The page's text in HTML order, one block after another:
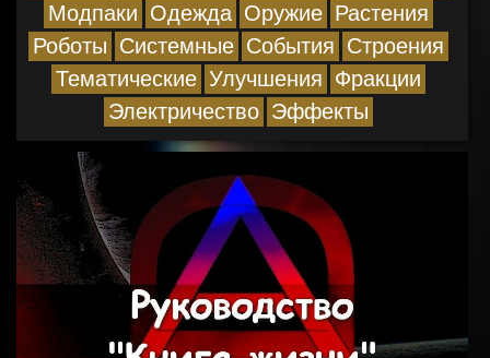
Модпаки Одежда Оружие Растения
Роботы Системные События Строения
Тематические Улучшения Фракции
Электричество Эффекты